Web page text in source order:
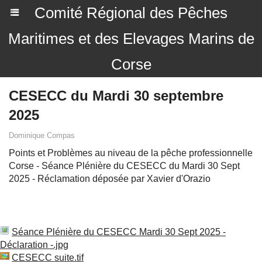
Comité Régional des Pêches
Maritimes et des Elevages Marins de
Corse
CESECC du Mardi 30 septembre
2025
Dominique Compas
Points et Problèmes au niveau de la pêche professionnelle
Corse - Séance Plénière du CESECC du Mardi 30 Sept
2025 - Réclamation déposée par Xavier d'Orazio
Séance Plénière du CESECC Mardi 30 Sept 2025 -
Déclaration -.jpg
CESECC suite.tif